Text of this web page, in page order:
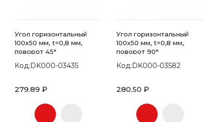
Угол горизонтальный
100x50 мм, t=0,8 мм,
поворот 45°
Код:DK000-03435
279.89 ₽
Угол горизонтальный
100x50 мм, t=0,8 мм,
поворот 90°
Код:DK000-03582
280.50 ₽